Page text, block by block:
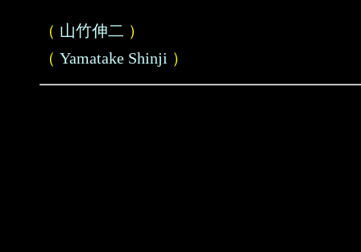
（ 山竹伸二 ）
（ Yamatake Shinji ）